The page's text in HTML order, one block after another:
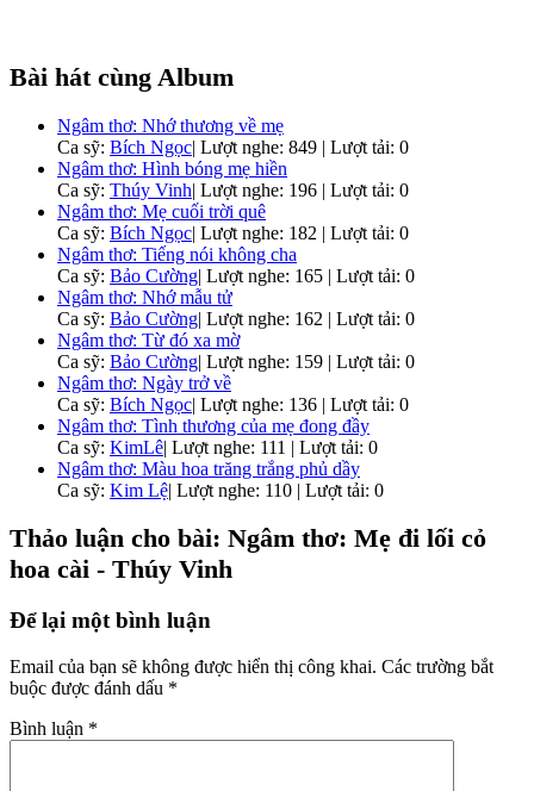
Bài hát cùng Album
Ngâm thơ: Nhớ thương về mẹ
Ca sỹ: Bích Ngọc| Lượt nghe: 849 | Lượt tải: 0
Ngâm thơ: Hình bóng mẹ hiền
Ca sỹ: Thúy Vinh| Lượt nghe: 196 | Lượt tải: 0
Ngâm thơ: Mẹ cuối trời quê
Ca sỹ: Bích Ngọc| Lượt nghe: 182 | Lượt tải: 0
Ngâm thơ: Tiếng nói không cha
Ca sỹ: Bảo Cường| Lượt nghe: 165 | Lượt tải: 0
Ngâm thơ: Nhớ mẫu tử
Ca sỹ: Bảo Cường| Lượt nghe: 162 | Lượt tải: 0
Ngâm thơ: Từ đó xa mờ
Ca sỹ: Bảo Cường| Lượt nghe: 159 | Lượt tải: 0
Ngâm thơ: Ngày trở về
Ca sỹ: Bích Ngọc| Lượt nghe: 136 | Lượt tải: 0
Ngâm thơ: Tình thương của mẹ đong đầy
Ca sỹ: KimLê| Lượt nghe: 111 | Lượt tải: 0
Ngâm thơ: Màu hoa trăng trắng phủ dầy
Ca sỹ: Kim Lệ| Lượt nghe: 110 | Lượt tải: 0
Thảo luận cho bài: Ngâm thơ: Mẹ đi lối cỏ
hoa cài - Thúy Vinh
Để lại một bình luận
Email của bạn sẽ không được hiển thị công khai. Các trường bắt
buộc được đánh dấu *
Bình luận *